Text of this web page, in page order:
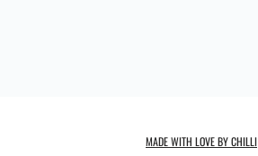
MADE WITH LOVE BY CHILLI